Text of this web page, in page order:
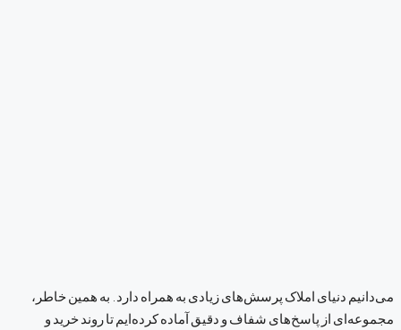
می‌دانیم دنیای املاک پرسش‌های زیادی به همراه دارد. به همین خاطر،
مجموعه‌ای از پاسخ‌های شفاف و دقیق آماده کرده‌ایم تا روند خرید و